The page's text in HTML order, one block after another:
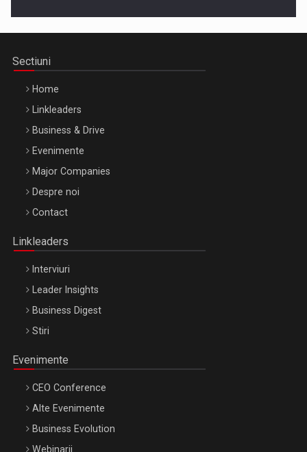
Be Inspired. Make it Happen!, ARTEMIS LETO, ORADEA, 8
Octombrie
Sectiuni
Home
Linkleaders
Business & Drive
Evenimente
Major Companies
Despre noi
Contact
Linkleaders
Interviuri
Leader Insights
Business Digest
Stiri
Evenimente
CEO Conference
Alte Evenimente
Business Evolution
Webinarii